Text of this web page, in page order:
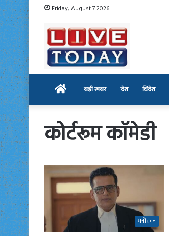
Friday, August 7 2026
Home बड़ी खबर देश विदेश
कोर्टरूम कॉमेडी
मनोरंजन